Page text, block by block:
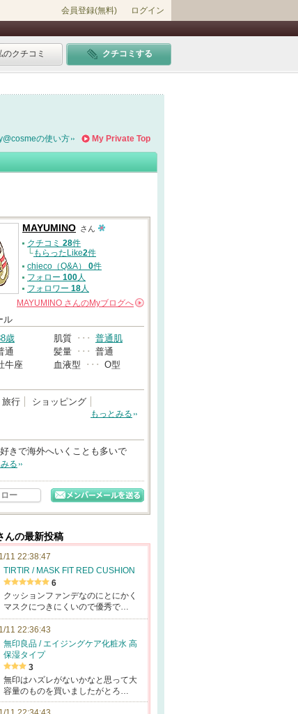
会員登録(無料) ログイン
のクチコミ クチコミする
My Private Top
の使い方
MAYUMINO さん
クチコミ 28件
└もらったLike2件
chieco（Q&A） 0件
フォロー 100人
フォロワー 18人
MAYUMINO さんのMyブログへ
ル
歳 肌質 ･･･ 普通肌
通 髪量 ･･･ 普通
牛座 血液型 ･･･ O型
旅行 ショッピング
もっとみる
きで海外へいくことも多いで
る
ー
んの最新投稿
11 22:38:47
TIRTIR / MASK FIT RED CUSHION
6
クッションファンデなのにとにかく
マスクにつきにくいので優秀で…
11 22:36:43
無印良品 / エイジングケア化粧水 高
保湿タイプ
3
無印はハズレがないかなと思って大
容量のものを買いましたがとろ…